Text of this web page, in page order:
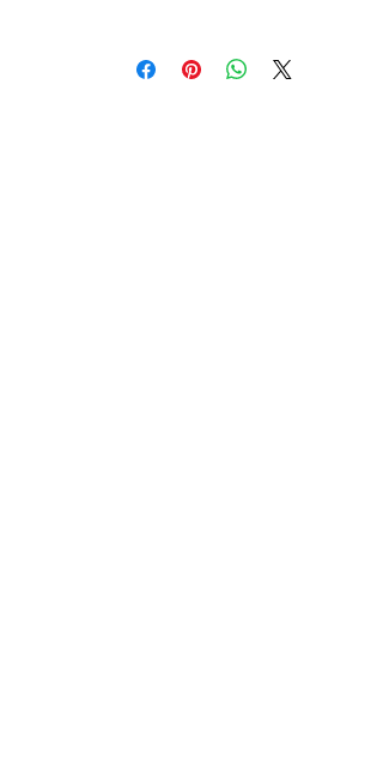
GRAMATURA: 450 G/M2
SZEROKOŚĆ: 145 CM